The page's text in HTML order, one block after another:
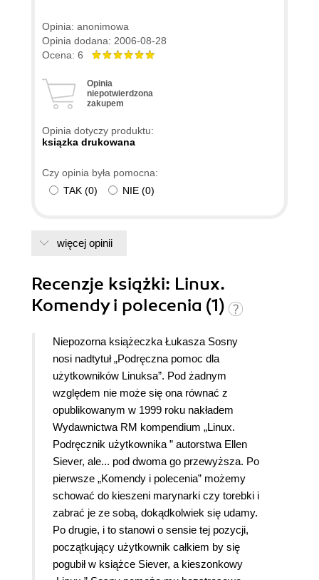
Opinia: anonimowa
Opinia dodana: 2006-08-28
Ocena: 6
Opinia
niepotwierdzona
zakupem
Opinia dotyczy produktu:
ksiązka drukowana
Czy opinia była pomocna:
TAK (0) NIE (0)
więcej opinii
Recenzje książki: Linux.
Komendy i polecenia (1)
Niepozorna książeczka Łukasza Sosny
nosi nadtytuł „Podręczna pomoc dla
użytkowników Linuksa”. Pod żadnym
względem nie może się ona równać z
opublikowanym w 1999 roku nakładem
Wydawnictwa RM kompendium „Linux.
Podręcznik użytkownika ” autorstwa Ellen
Siever, ale... pod dwoma go przewyższa. Po
pierwsze „Komendy i polecenia” możemy
schować do kieszeni marynarki czy torebki i
zabrać je ze sobą, dokądkolwiek się udamy.
Po drugie, i to stanowi o sensie tej pozycji,
początkujący użytkownik całkiem by się
pogubił w książce Siever, a kieszonkowy